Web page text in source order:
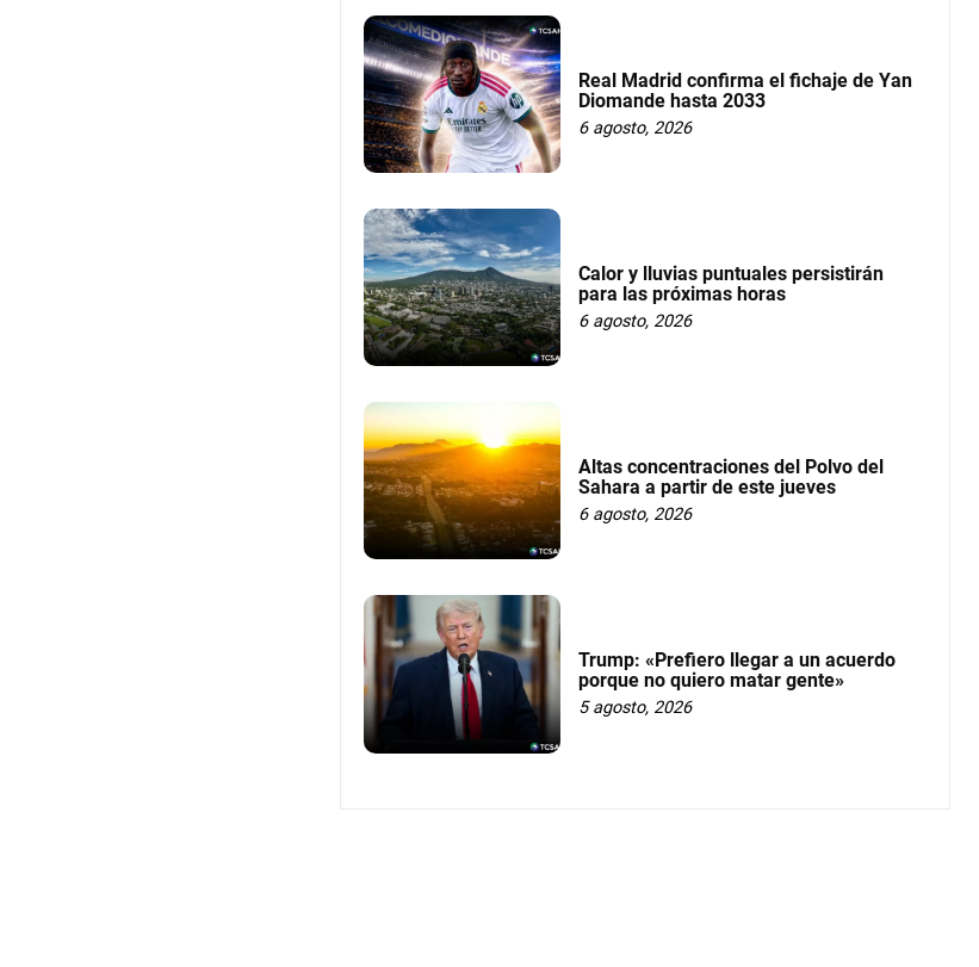
Real Madrid confirma el fichaje de Yan
Diomande hasta 2033
6 agosto, 2026
Calor y lluvias puntuales persistirán
para las próximas horas
6 agosto, 2026
Altas concentraciones del Polvo del
Sahara a partir de este jueves
6 agosto, 2026
Trump: «Prefiero llegar a un acuerdo
porque no quiero matar gente»
5 agosto, 2026